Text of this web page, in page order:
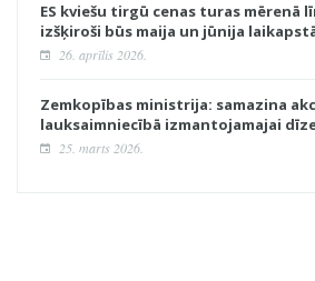
ES kviešu tirgū cenas turas mērenā
izšķiroši būs maija un jūnija
26. aprīlis 2026.
Zemkopības ministrija: samazina
lauksaimniecībā izmantojamajai
25. marts 2026.